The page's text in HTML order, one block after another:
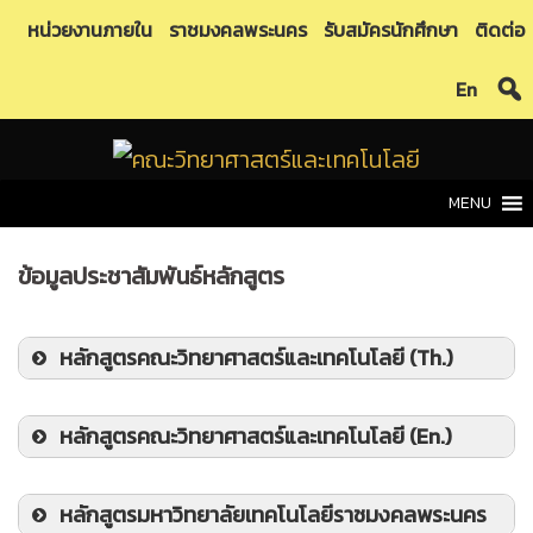
Skipหน่วยงานภายใน ราชมงคลพระนคร รับสมัครนักศึกษา ติดต่อ
En
MENU
ข้อมูลประชาสัมพันธ์หลักสูตร
หลักสูตรคณะวิทยาศาสตร์และเทคโนโลยี (Th.)
สาขาวิชาวิทยาการคอมพิวเตอร์
หลักสูตรคณะวิทยาศาสตร์และเทคโนโลยี (En.)
หลักสูตรมหาวิทยาลัยเทคโนโลยีราชมงคลพระนคร